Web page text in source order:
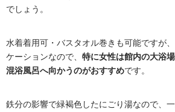
でしょう。
水着着用可・バスタオル巻きも可能ですが
ケーションなので、 特に女性は館内の大浴
混浴風呂へ向かうのがおすすめです。
鉄分の影響で緑褐色したにごり湯なので、